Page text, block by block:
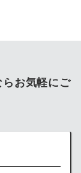
お気軽にご